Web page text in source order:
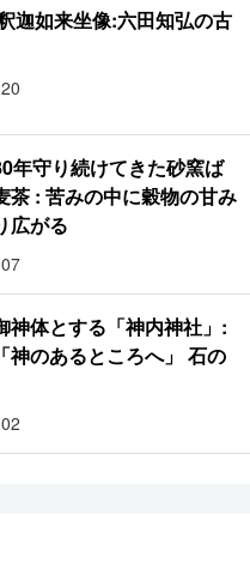
迦如来坐像:六田知弘の古
年守り続けてきた砂窯ば
茶 : 苦みの中に穀物の甘み
広がる
神体とする「神内神社」:
神のあるところへ」 石の